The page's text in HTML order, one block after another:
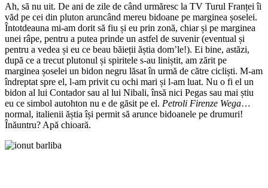
Ah, să nu uit. De ani de zile de când urmăresc la TV Turul Franței îi
văd pe cei din pluton aruncând mereu bidoane pe marginea șoselei.
Întotdeauna mi-am dorit să fiu și eu prin zonă, chiar și pe marginea
unei râpe, pentru a putea prinde un astfel de suvenir (eventual și
pentru a vedea și eu ce beau băieții ăștia dom’le!). Ei bine, astăzi,
după ce a trecut plutonul și spiritele s-au liniștit, am zărit pe
marginea șoselei un bidon negru lăsat în urmă de către cicliști. M-am
îndreptat spre el, l-am privit cu ochi mari și l-am luat. Nu o fi el un
bidon al lui Contador sau al lui Nibali, însă nici Pegas sau mai știu
eu ce simbol autohton nu e de găsit pe el. Petroli Firenze Wega…
normal, italienii ăștia își permit să arunce bidoanele pe drumuri!
Înăuntru? Apă chioară.